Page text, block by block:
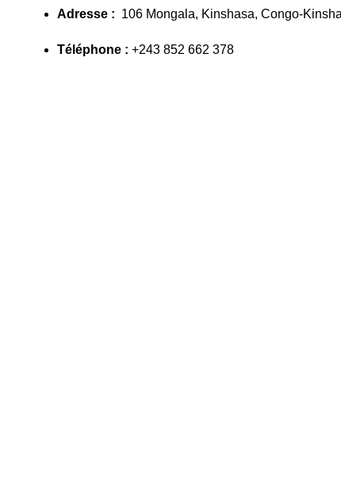
Adresse : 106 Mongala, Kinshasa, Congo-
Téléphone : +243 852 662 378